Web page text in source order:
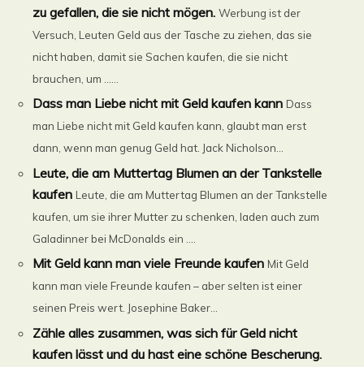
zu gefallen, die sie nicht mögen. Werbung ist der
Versuch, Leuten Geld aus der Tasche zu ziehen, das sie
nicht haben, damit sie Sachen kaufen, die sie nicht
brauchen, um ......
Dass man Liebe nicht mit Geld kaufen kann Dass
man Liebe nicht mit Geld kaufen kann, glaubt man erst
dann, wenn man genug Geld hat. Jack Nicholson...
Leute, die am Muttertag Blumen an der Tankstelle
kaufen Leute, die am Muttertag Blumen an der Tankstelle
kaufen, um sie ihrer Mutter zu schenken, laden auch zum
Galadinner bei McDonalds ein ....
Mit Geld kann man viele Freunde kaufen Mit Geld
kann man viele Freunde kaufen – aber selten ist einer
seinen Preis wert. Josephine Baker...
Zähle alles zusammen, was sich für Geld nicht
kaufen lässt und du hast eine schöne Bescherung.